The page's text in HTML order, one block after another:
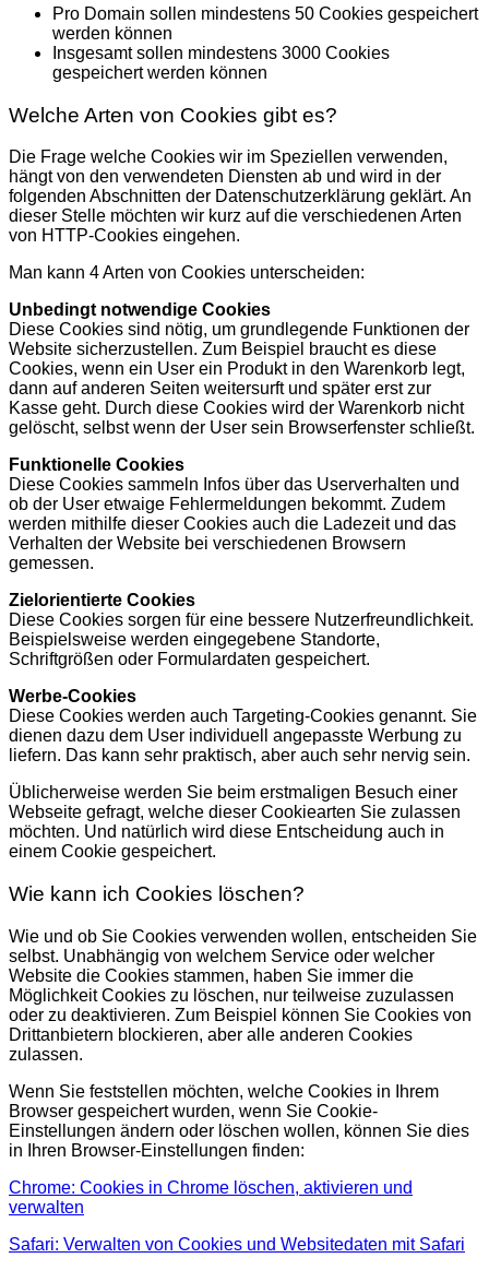
Pro Domain sollen mindestens 50 Cookies gespeichert
werden können
Insgesamt sollen mindestens 3000 Cookies
gespeichert werden können
Welche Arten von Cookies gibt es?
Die Frage welche Cookies wir im Speziellen verwenden,
hängt von den verwendeten Diensten ab und wird in der
folgenden Abschnitten der Datenschutzerklärung geklärt. An
dieser Stelle möchten wir kurz auf die verschiedenen Arten
von HTTP-Cookies eingehen.
Man kann 4 Arten von Cookies unterscheiden:
Unbedingt notwendige Cookies
Diese Cookies sind nötig, um grundlegende Funktionen der
Website sicherzustellen. Zum Beispiel braucht es diese
Cookies, wenn ein User ein Produkt in den Warenkorb legt,
dann auf anderen Seiten weitersurft und später erst zur
Kasse geht. Durch diese Cookies wird der Warenkorb nicht
gelöscht, selbst wenn der User sein Browserfenster schließt.
Funktionelle Cookies
Diese Cookies sammeln Infos über das Userverhalten und
ob der User etwaige Fehlermeldungen bekommt. Zudem
werden mithilfe dieser Cookies auch die Ladezeit und das
Verhalten der Website bei verschiedenen Browsern
gemessen.
Zielorientierte Cookies
Diese Cookies sorgen für eine bessere Nutzerfreundlichkeit.
Beispielsweise werden eingegebene Standorte,
Schriftgrößen oder Formulardaten gespeichert.
Werbe-Cookies
Diese Cookies werden auch Targeting-Cookies genannt. Sie
dienen dazu dem User individuell angepasste Werbung zu
liefern. Das kann sehr praktisch, aber auch sehr nervig sein.
Üblicherweise werden Sie beim erstmaligen Besuch einer
Webseite gefragt, welche dieser Cookiearten Sie zulassen
möchten. Und natürlich wird diese Entscheidung auch in
einem Cookie gespeichert.
Wie kann ich Cookies löschen?
Wie und ob Sie Cookies verwenden wollen, entscheiden Sie
selbst. Unabhängig von welchem Service oder welcher
Website die Cookies stammen, haben Sie immer die
Möglichkeit Cookies zu löschen, nur teilweise zuzulassen
oder zu deaktivieren. Zum Beispiel können Sie Cookies von
Drittanbietern blockieren, aber alle anderen Cookies
zulassen.
Wenn Sie feststellen möchten, welche Cookies in Ihrem
Browser gespeichert wurden, wenn Sie Cookie-
Einstellungen ändern oder löschen wollen, können Sie dies
in Ihren Browser-Einstellungen finden:
Chrome: Cookies in Chrome löschen, aktivieren und
verwalten
Safari: Verwalten von Cookies und Websitedaten mit Safari